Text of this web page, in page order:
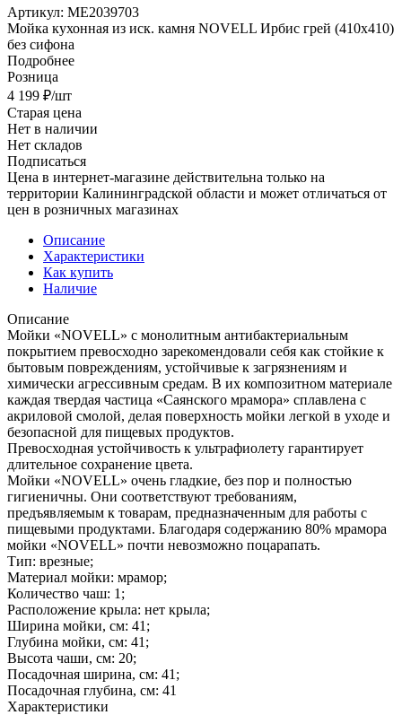
Артикул: МЕ2039703
Мойка кухонная из иск. камня NOVELL Ирбис грей (410х410)
без сифона
Подробнее
Розница
4 199 ₽/шт
Старая цена
Нет в наличии
Нет складов
Подписаться
Цена в интернет-магазине действительна только на
территории Калининградской области и может отличаться от
цен в розничных магазинах
Описание
Характеристики
Как купить
Наличие
Описание
Мойки «NOVELL» c монолитным антибактериальным
покрытием превосходно зарекомендовали себя как стойкие к
бытовым повреждениям, устойчивые к загрязнениям и
химически агрессивным средам. В их композитном материале
каждая твердая частица «Саянского мрамора» сплавлена с
акриловой смолой, делая поверхность мойки легкой в уходе и
безопасной для пищевых продуктов.
Превосходная устойчивость к ультрафиолету гарантирует
длительное сохранение цвета.
Мойки «NOVELL» очень гладкие, без пор и полностью
гигиеничны. Они соответствуют требованиям,
предъявляемым к товарам, предназначенным для работы с
пищевыми продуктами. Благодаря содержанию 80% мрамора
мойки «NOVELL» почти невозможно поцарапать.
Тип: врезные;
Материал мойки: мрамор;
Количество чаш: 1;
Расположение крыла: нет крыла;
Ширина мойки, см: 41;
Глубина мойки, см: 41;
Высота чаши, см: 20;
Посадочная ширина, см: 41;
Посадочная глубина, см: 41
Характеристики